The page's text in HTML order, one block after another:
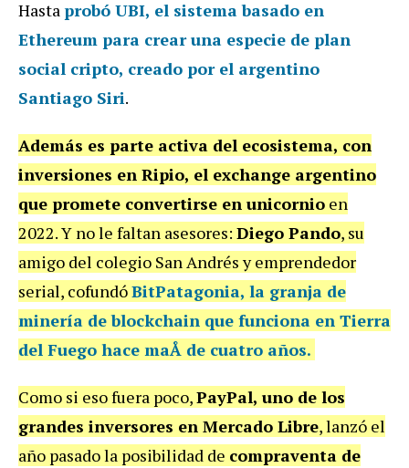
Hastaprobó UBI, el sistema basado en
Ethereum para crear una especie de plan
social cripto, creado por el argentino
Santiago Siri.
Además es parte activa del ecosistema, con
inversiones en Ripio, el exchange argentino
que promete convertirse en unicornio en
2022. Y no le faltan asesores: Diego Pando, su
amigo del colegio San Andrés y emprendedor
serial, cofundóBitPatagonia, la granja de
minería de blockchain que funciona en Tierra
del Fuego hace maÅ de cuatro años.
Como si eso fuera poco,PayPal, uno de los
grandes inversores en Mercado Libre, lanzó el
año pasado la posibilidad de compraventa de